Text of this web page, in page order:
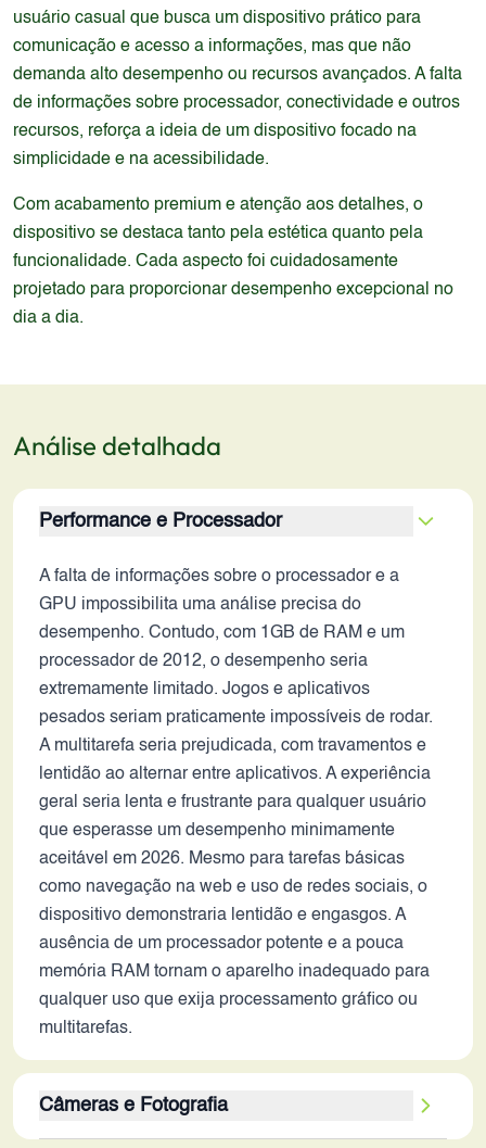
usuário casual que busca um dispositivo prático para
comunicação e acesso a informações, mas que não
demanda alto desempenho ou recursos avançados. A falta
de informações sobre processador, conectividade e outros
recursos, reforça a ideia de um dispositivo focado na
simplicidade e na acessibilidade.
Com acabamento premium e atenção aos detalhes, o
dispositivo se destaca tanto pela estética quanto pela
funcionalidade. Cada aspecto foi cuidadosamente
projetado para proporcionar desempenho excepcional no
dia a dia.
Análise detalhada
Performance e Processador
A falta de informações sobre o processador e a
GPU impossibilita uma análise precisa do
desempenho. Contudo, com 1GB de RAM e um
processador de 2012, o desempenho seria
extremamente limitado. Jogos e aplicativos
pesados seriam praticamente impossíveis de rodar.
A multitarefa seria prejudicada, com travamentos e
lentidão ao alternar entre aplicativos. A experiência
geral seria lenta e frustrante para qualquer usuário
que esperasse um desempenho minimamente
aceitável em 2026. Mesmo para tarefas básicas
como navegação na web e uso de redes sociais, o
dispositivo demonstraria lentidão e engasgos. A
ausência de um processador potente e a pouca
memória RAM tornam o aparelho inadequado para
qualquer uso que exija processamento gráfico ou
multitarefas.
Câmeras e Fotografia